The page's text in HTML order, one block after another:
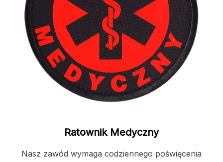
Ratownik Medyczny
Nasz zawód wymaga codziennego poświęcenia